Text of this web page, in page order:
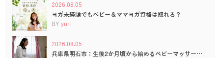
2026.08.05
ヨガ未経験でもベビー＆ママヨガ資格は取れる？
BY yuri
2026.08.05
兵庫県明石市：生後2か月頃から始めるベビーマッサー…